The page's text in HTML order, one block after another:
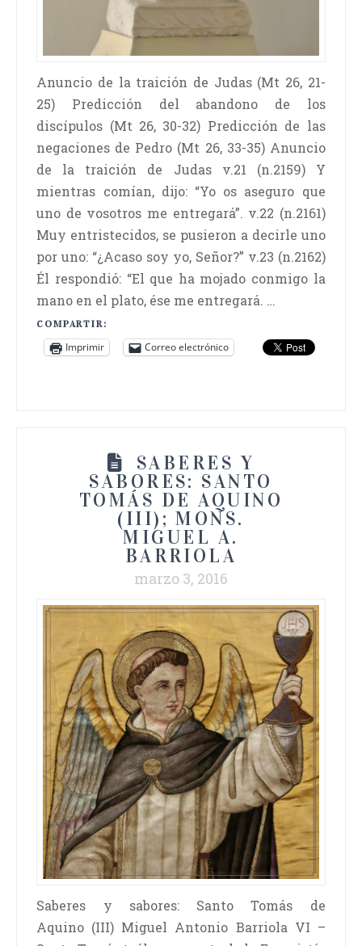
Anuncio de la traición de Judas (Mt 26, 21-
25) Predicción del abandono de los
discípulos (Mt 26, 30-32) Predicción de las
negaciones de Pedro (Mt 26, 33-35) Anuncio
de la traición de Judas v.21 (n.2159) Y
mientras comían, dijo: “Yo os aseguro que
uno de vosotros me entregará”. v.22 (n.2161)
Muy entristecidos, se pusieron a decirle uno
por uno: “¿Acaso soy yo, Señor?” v.23 (n.2162)
Él respondió: “El que ha mojado conmigo la
mano en el plato, ése me entregará. …
COMPARTIR:
Imprimir Correo electrónico
SABERES Y
SABORES: SANTO
TOMÁS DE AQUINO
(III); MONS.
MIGUEL A.
BARRIOLA
marzo 3, 2016
Saberes y sabores: Santo Tomás de
Aquino (III) Miguel Antonio Barriola VI –